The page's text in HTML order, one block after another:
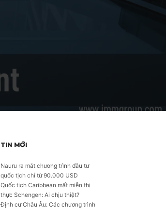
TIN MỚI
Nauru ra mắt chương trình đầu tư
quốc tịch chỉ từ 90.000 USD
Quốc tịch Caribbean mất miễn thị
thực Schengen: Ai chịu thiệt?
Định cư Châu Âu: Các chương trình